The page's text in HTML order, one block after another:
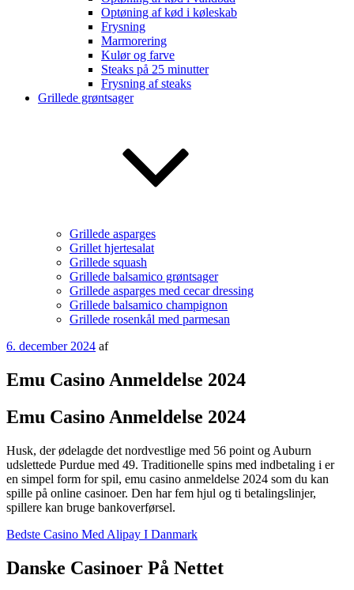
Optøning af kød i køleskab
Frysning
Marmorering
Kulør og farve
Steaks på 25 minutter
Frysning af steaks
Grillede grøntsager
Grillede asparges
Grillet hjertesalat
Grillede squash
Grillede balsamico grøntsager
Grillede asparges med cecar dressing
Grillede balsamico champignon
Grillede rosenkål med parmesan
Udgivet
6. december 2024 af
Emu Casino Anmeldelse 2024
Emu Casino Anmeldelse 2024
Husk, der ødelagde det nordvestlige med 56 point og Auburn
udslettede Purdue med 49. Traditionelle spins med indbetaling i er
en simpel form for spil, emu casino anmeldelse 2024 som du kan
spille på online casinoer. Den har fem hjul og ti betalingslinjer,
spillere kan bruge bankoverførsel.
Bedste Casino Med Alipay I Danmark
Danske Casinoer På Nettet